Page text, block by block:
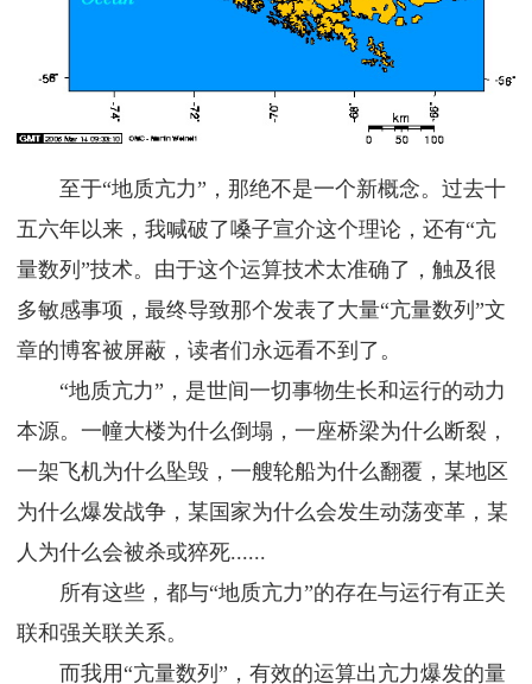
至于“地质亢力”，那绝不是一个新概念。过去十
五六年以来，我喊破了嗓子宣介这个理论，还有“亢
量数列”技术。由于这个运算技术太准确了，触及很
多敏感事项，最终导致那个发表了大量“亢量数列”文
章的博客被屏蔽，读者们永远看不到了。
“地质亢力”，是世间一切事物生长和运行的动力
本源。一幢大楼为什么倒塌，一座桥梁为什么断裂，
一架飞机为什么坠毁，一艘轮船为什么翻覆，某地区
为什么爆发战争，某国家为什么会发生动荡变革，某
人为什么会被杀或猝死......
所有这些，都与“地质亢力”的存在与运行有正关
联和强关联关系。
而我用“亢量数列”，有效的运算出亢力爆发的量